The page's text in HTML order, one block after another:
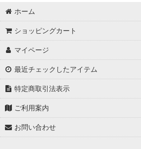
ホーム
ショッピングカート
マイページ
最近チェックしたアイテム
特定商取引法表示
ご利用案内
お問い合わせ